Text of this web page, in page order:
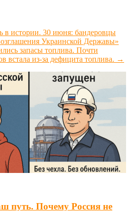
в истории. 30 июня: бандеровцы
Украинской Державы»
запасы топлива. Почти
встала из-за дефицита топлива. →
путь. Почему Россия не